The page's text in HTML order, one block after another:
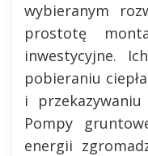
wybieranym
prostotę
inwestycyjne.
pobieraniu
i
Pompy
energii